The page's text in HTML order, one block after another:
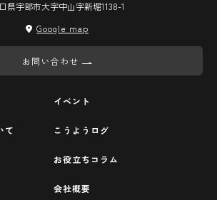
県宇部市大字中山字新堀1138-1
Google map
お問い合わせ
て
イベント
こうようログ
お役立ちコラム
会社概要